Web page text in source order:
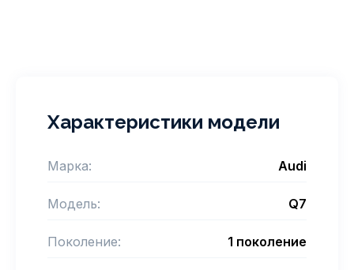
Характеристики модели
Марка: Audi
Модель: Q7
Поколение: 1 поколение